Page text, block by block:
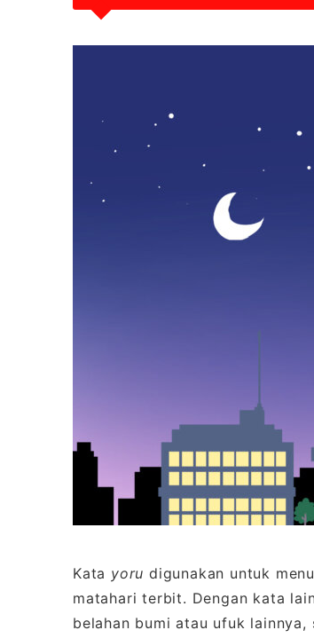
Kata yoru digunakan untuk
matahari terbit. Dengan kata
belahan bumi atau ufuk